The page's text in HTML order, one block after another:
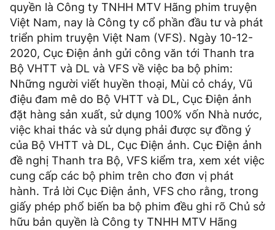
quyền là Công ty TNHH MTV Hãng phim truyện
Việt Nam, nay là Công ty cổ phần đầu tư và phát
triển phim truyện Việt Nam (VFS). Ngày 10-12-
2020, Cục Ðiện ảnh gửi công văn tới Thanh tra
Bộ VHTT và DL và VFS về việc ba bộ phim:
Những người viết huyền thoại, Mùi cỏ cháy, Vũ
điệu đam mê do Bộ VHTT và DL, Cục Ðiện ảnh
đặt hàng sản xuất, sử dụng 100% vốn Nhà nước,
việc khai thác và sử dụng phải được sự đồng ý
của Bộ VHTT và DL, Cục Ðiện ảnh. Cục Ðiện ảnh
đề nghị Thanh tra Bộ, VFS kiểm tra, xem xét việc
cung cấp các bộ phim trên cho đơn vị phát
hành. Trả lời Cục Ðiện ảnh, VFS cho rằng, trong
giấy phép phổ biến ba bộ phim đều ghi rõ Chủ sở
hữu bản quyền là Công ty TNHH MTV Hãng